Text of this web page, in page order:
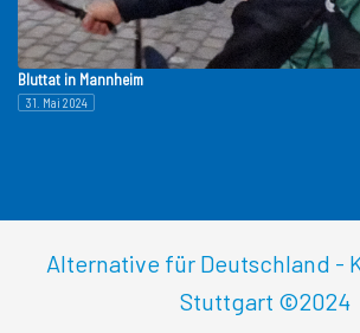
Bluttat in Mannheim
31. Mai 2024
Alternative für Deutschland -
Stuttgart ©2024